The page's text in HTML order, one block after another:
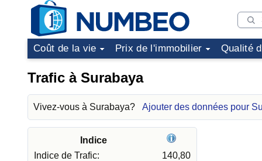
Coût de la vie Prix de l'immobilier Qualité
Trafic à Surabaya
Vivez-vous à Surabaya? Ajouter des données pour
Indice
Indice de Trafic:
140,80